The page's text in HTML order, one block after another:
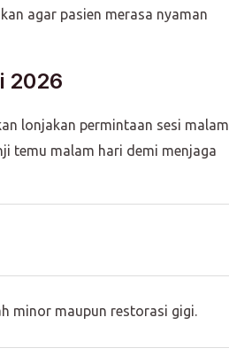
agar pasien merasa nyaman
2026
lonjakan permintaan sesi malam
temu malam hari demi menjaga
minor maupun restorasi gigi.